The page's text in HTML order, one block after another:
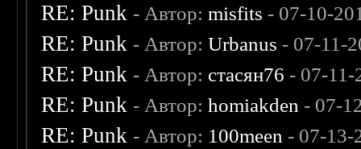
RE: Punk - Автор:misfits - 07-10-
RE: Punk - Автор:Urbanus - 07-11-
RE: Punk - Автор: стасян76 - 07-11-
RE: Punk - Автор:homiakden - 07-
RE: Punk - Автор: 100meen - 07-13-